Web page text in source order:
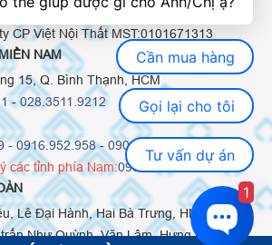
- 0973.375.668- 0942.155.688
CP Việt Nội Thất MST:0101671313
NAM
15, Q. Bình Thạnh, HCM
-028.3511.9212
-0916.952.958- 0903.331.921
các tỉnh phía Nam:0903.331.921
Lê Đại Hành, Hai Bà Trưng, HN
Như Quỳnh, Văn Lâm, Hưng Yên
Cần mua hàng
Gọi lại cho tôi
Tư vấn dự án
1